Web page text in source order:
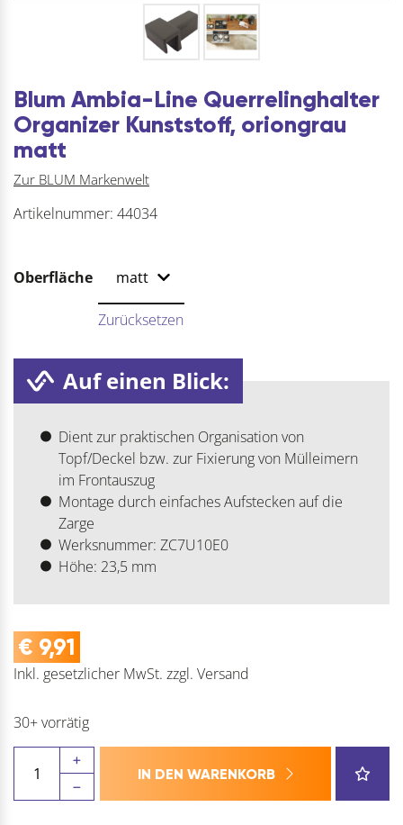
Blum Ambia-Line Querrelinghalter
Organizer Kunststoff, oriongrau
matt
Zur BLUM Markenwelt
Artikelnummer: 44034
Oberfläche
Zurücksetzen
Auf einen Blick:
Dient zur praktischen Organisation von
Topf/Deckel bzw. zur Fixierung von Mülleimern
im Frontauszug
Montage durch einfaches Aufstecken auf die
Zarge
Werksnummer: ZC7U10E0
Höhe: 23,5 mm
€ 9,91
Inkl. gesetzlicher MwSt. zzgl. Versand
30+ vorrätig
AMBIA-
LINE
IN DEN WARENKORB